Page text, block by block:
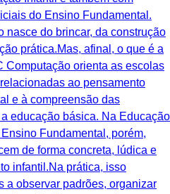
do Ensino Fundamental.
nasce do brincar, da construção
prática.Mas, afinal, o que é a
Computação orienta as escolas
ao pensamento
e à compreensão das
educação básica. Na Educação
Fundamental, porém,
de forma concreta, lúdica e
infantil.Na prática, isso
a observar padrões, organizar